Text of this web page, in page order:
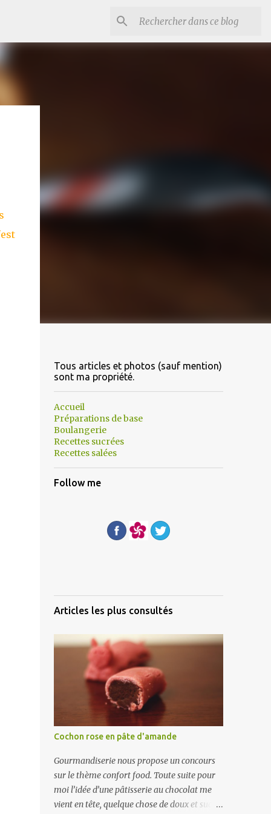
Tous articles et photos (sauf mention)
sont ma propriété.
Accueil
Préparations de base
Boulangerie
Recettes sucrées
Recettes salées
Follow me
Articles les plus consultés
Cochon rose en pâte d'amande
Gourmandiserie nous propose un concours
sur le thème confort food. Toute suite pour
moi l’idée d’une pâtisserie au chocolat me
vient en tête, quelque chose de doux et sucré